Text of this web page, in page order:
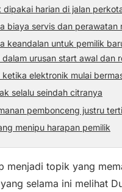
dipakai harian di jalan
biaya servis dan perawatan
keandalan untuk pemilik
dalam urusan start awal dan
elektronik mulai
selalu seindah citranya
pembonceng justru
menipu harapan pemilik
menjadi topik yang
selama ini melihat